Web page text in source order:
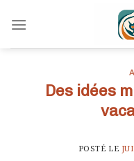
Des idées
POSTÉ LE